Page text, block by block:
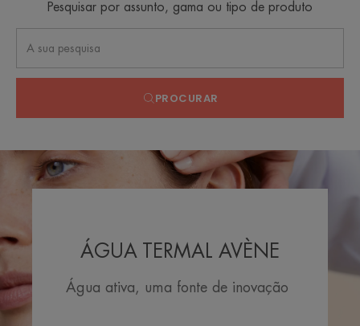
Pesquisar por assunto, gama ou tipo de produto
PROCURAR
ÁGUA TERMAL AVÈNE
Água ativa, uma fonte de inovação